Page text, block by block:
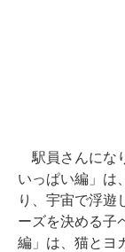
駅員さんにな
いっぱい編」は
り、宇宙で浮遊
ーズを決める子
編」は、猫とヨ